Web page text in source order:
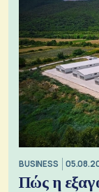
BUSINESS
Πώς η